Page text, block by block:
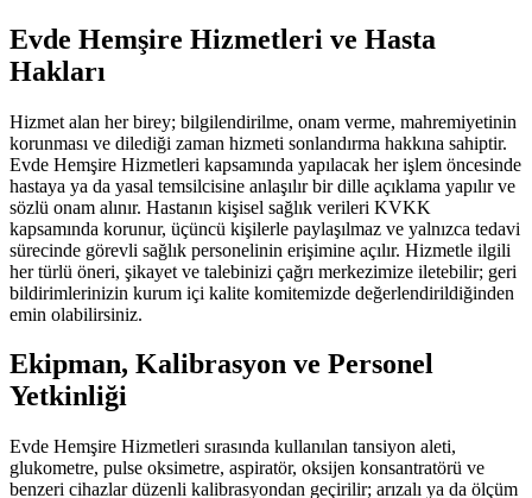
Evde Hemşire Hizmetleri ve Hasta
Hakları
Hizmet alan her birey; bilgilendirilme, onam verme, mahremiyetinin
korunması ve dilediği zaman hizmeti sonlandırma hakkına sahiptir.
Evde Hemşire Hizmetleri kapsamında yapılacak her işlem öncesinde
hastaya ya da yasal temsilcisine anlaşılır bir dille açıklama yapılır ve
sözlü onam alınır. Hastanın kişisel sağlık verileri KVKK
kapsamında korunur, üçüncü kişilerle paylaşılmaz ve yalnızca tedavi
sürecinde görevli sağlık personelinin erişimine açılır. Hizmetle ilgili
her türlü öneri, şikayet ve talebinizi çağrı merkezimize iletebilir; geri
bildirimlerinizin kurum içi kalite komitemizde değerlendirildiğinden
emin olabilirsiniz.
Ekipman, Kalibrasyon ve Personel
Yetkinliği
Evde Hemşire Hizmetleri sırasında kullanılan tansiyon aleti,
glukometre, pulse oksimetre, aspiratör, oksijen konsantratörü ve
benzeri cihazlar düzenli kalibrasyondan geçirilir; arızalı ya da ölçüm